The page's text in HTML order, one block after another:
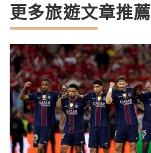
更多旅遊文章推薦